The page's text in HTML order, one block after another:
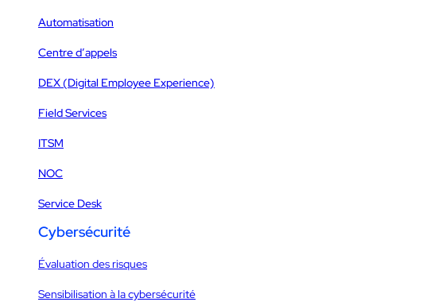
Automatisation
Centre d’appels
DEX (Digital Employee Experience)
Field Services
ITSM
NOC
Service Desk
Cybersécurité
Évaluation des risques
Sensibilisation à la cybersécurité